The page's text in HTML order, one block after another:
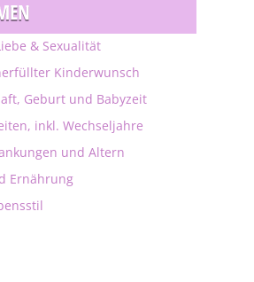
& Sexualität
Kinderwunsch
Geburt und Babyzeit
inkl. Wechseljahre
und Altern
Ernährung